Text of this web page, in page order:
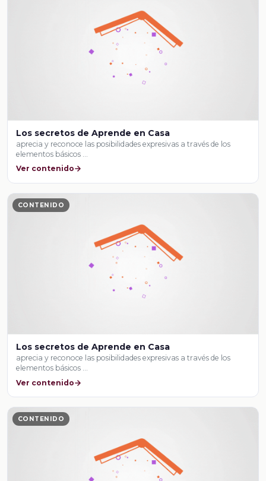
Los secretos de Aprende en Casa
aprecia y reconoce las posibilidades expresivas a través de los
elementos básicos …
Ver contenido
CONTENIDO
Los secretos de Aprende en Casa
aprecia y reconoce las posibilidades expresivas a través de los
elementos básicos …
Ver contenido
CONTENIDO